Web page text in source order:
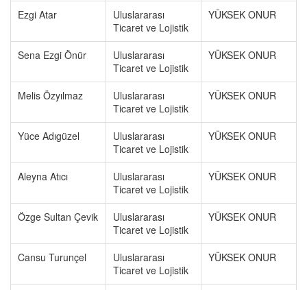
Ezgi Atar
Uluslararası
Ticaret ve Lojistik
YÜKSEK ONUR
Sena Ezgi Önür
Uluslararası
Ticaret ve Lojistik
YÜKSEK ONUR
Melis Özyılmaz
Uluslararası
Ticaret ve Lojistik
YÜKSEK ONUR
Yüce Adıgüzel
Uluslararası
Ticaret ve Lojistik
YÜKSEK ONUR
Aleyna Atıcı
Uluslararası
Ticaret ve Lojistik
YÜKSEK ONUR
Özge Sultan Çevik
Uluslararası
Ticaret ve Lojistik
YÜKSEK ONUR
Cansu Turunçel
Uluslararası
Ticaret ve Lojistik
YÜKSEK ONUR